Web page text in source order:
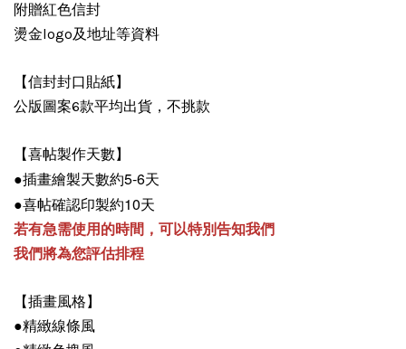
附贈紅色信封
燙金logo及地址等資料
【信封封口貼紙】
公版圖案6款平均出貨，不挑款
【喜帖製作天數】
●插畫繪製天數約5-6天
●喜帖確認印製約10天
若有急需使用的時間，可以特別告知我們
我們將為您評估排程
【插畫風格】
●精緻線條風